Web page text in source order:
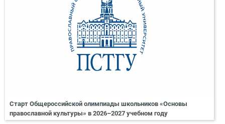
Старт Общероссийской олимпиады школьников «Основы
православной культуры» в 2026–2027 учебном году